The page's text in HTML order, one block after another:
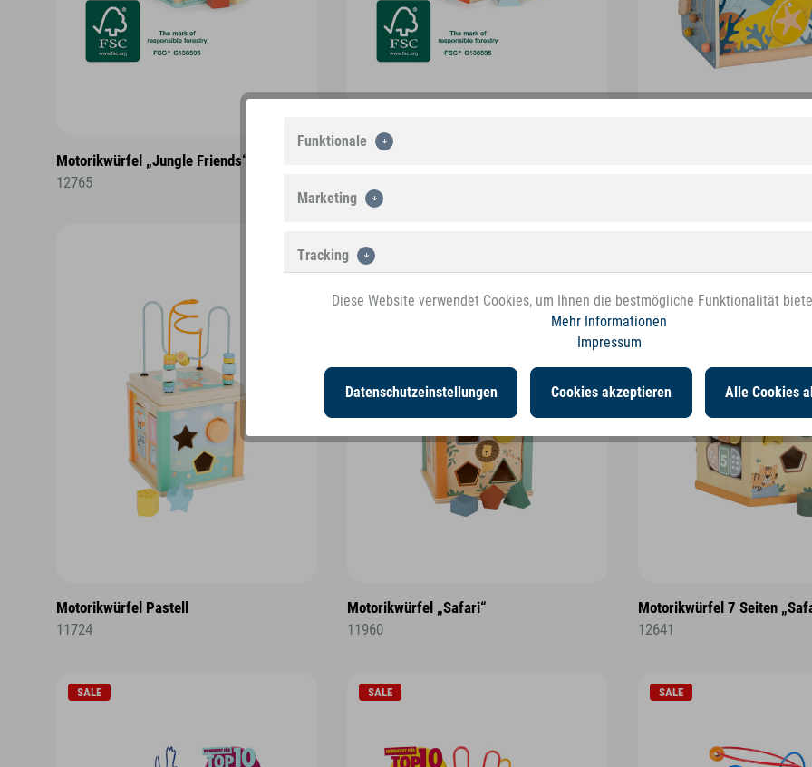
Motorikwürfel „Jungle Friends“
12765
Motorikwürfel Pastell
11724
Motorikwürfel „Safari“
11960
Motorikwürfel 7 Seiten
12641
SALE SALE SALE
Funktionale
Marketing
Tracking
Diese Website verwendet Cookies, um Ihnen die bestmögliche Funktionalität
Mehr Informationen
Impressum
Datenschutzeinstellungen Cookies akzeptieren Alle Cookies